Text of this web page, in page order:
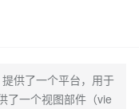
供了一个平台，用于
了一个视图部件（vie